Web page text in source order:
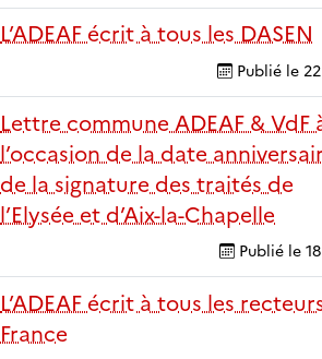
L’ADEAF écrit à tous les DASEN
Publié le
Lettre commune ADEAF & VdF
l’occasion de la date
de la signature des traités de
l’Elysée et d’Aix-la-Chapelle
Publié le
L’ADEAF écrit à tous les
France